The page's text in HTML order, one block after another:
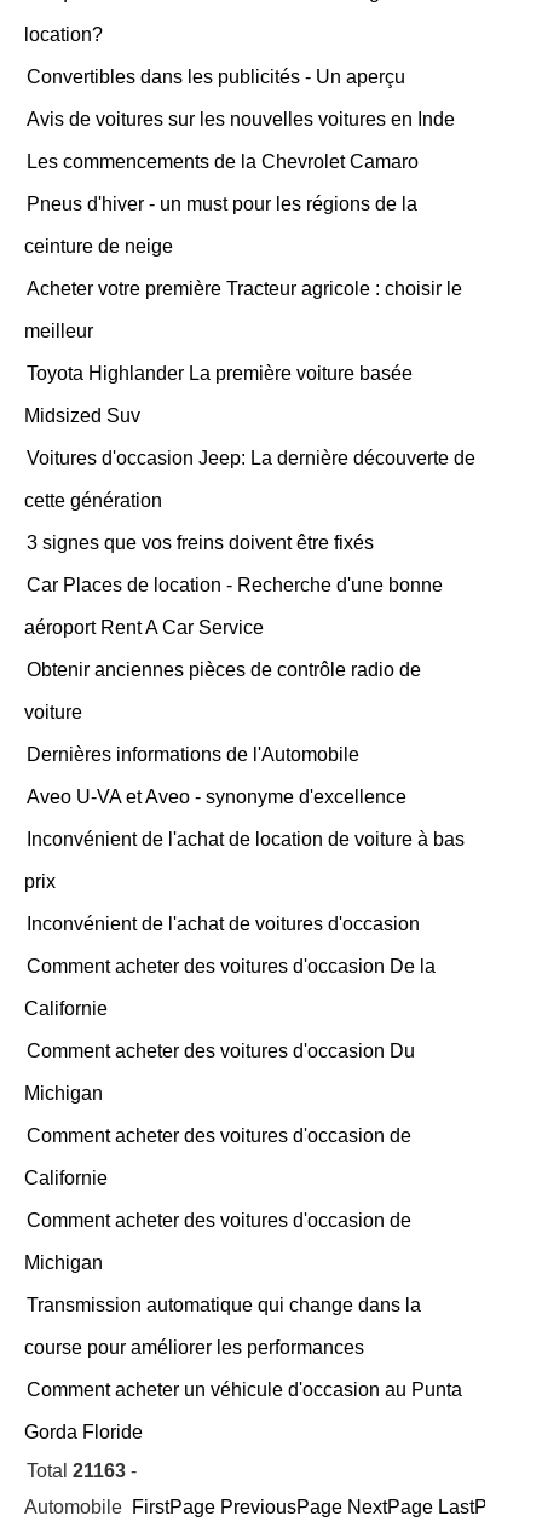
location?
Convertibles dans les publicités - Un aperçu
Avis de voitures sur les nouvelles voitures en Inde
Les commencements de la Chevrolet Camaro
Pneus d'hiver - un must pour les régions de la
ceinture de neige
Acheter votre première Tracteur agricole : choisir le
meilleur
Toyota Highlander La première voiture basée
Midsized Suv
Voitures d'occasion Jeep: La dernière découverte de
cette génération
3 signes que vos freins doivent être fixés
Car Places de location - Recherche d'une bonne
aéroport Rent A Car Service
Obtenir anciennes pièces de contrôle radio de
voiture
Dernières informations de l'Automobile
Aveo U-VA et Aveo - synonyme d'excellence
Inconvénient de l'achat de location de voiture à bas
prix
Inconvénient de l'achat de voitures d'occasion
Comment acheter des voitures d'occasion De la
Californie
Comment acheter des voitures d'occasion Du
Michigan
Comment acheter des voitures d'occasion de
Californie
Comment acheter des voitures d'occasion de
Michigan
Transmission automatique qui change dans la
course pour améliorer les performances
Comment acheter un véhicule d'occasion au Punta
Gorda Floride
Total 21163 -
Automobile FirstPage PreviousPage NextPage LastPage